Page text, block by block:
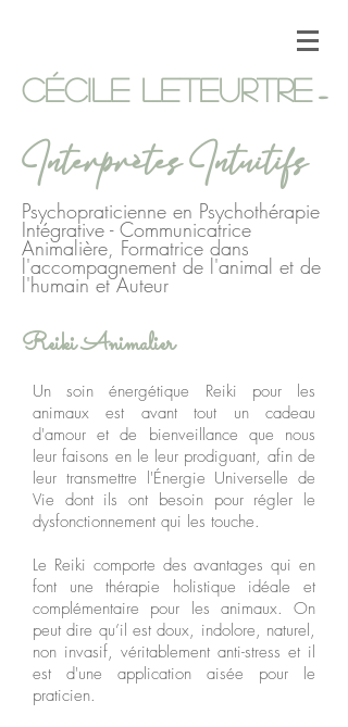
Cécile Leteurtre -
Interprètes Intuitifs
Psychopraticienne en Psychothérapie
Intégrative - Communicatrice
Animalière, Formatrice dans
l'accompagnement de l'animal et de
l'humain et Auteur
Reiki Animalier
Un soin énergétique Reiki pour les
animaux est avant tout un cadeau
d'amour et de bienveillance que nous
leur faisons en le leur prodiguant, afin de
leur transmettre l'Énergie Universelle de
Vie dont ils ont besoin pour régler le
dysfonctionnement qui les touche.
Le Reiki comporte des avantages qui en
font une thérapie holistique idéale et
complémentaire pour les animaux. On
peut dire qu’il est doux, indolore, naturel,
non invasif, véritablement anti-stress et il
est d'une application aisée pour le
praticien.